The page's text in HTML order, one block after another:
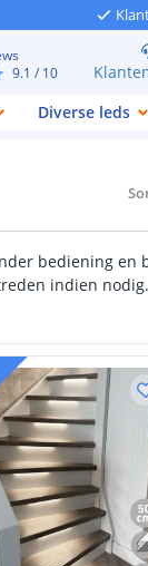
9.1 / 10
Diverse leds
bediening en
indien nodig.